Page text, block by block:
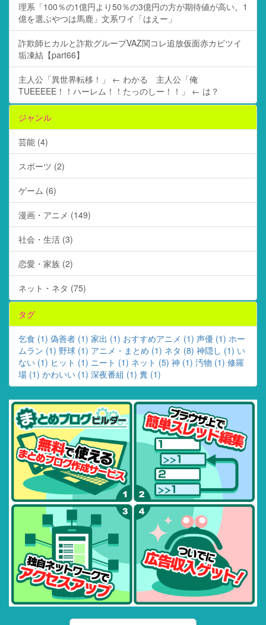
理系「100％の1億円より50％の3億円の方が期待値が高い。1
億を選ぶやつは馬鹿」文系ワイ「はえー」
詐欺師ヒカルと詐欺グループVAZ関コレ追放仮面赤カビツイ
垢凍結【part66】
主人公「異世界転移！」 ← わかる 主人公「俺
TUEEEEE！！ハーレム！！たっのしー！！」 ← は？
ジャンル
芸能 (4)
スポーツ (2)
ゲーム (6)
漫画・アニメ (149)
社会・生活 (3)
恋愛・家族 (2)
ネット・ネタ (75)
タグ
乞食 (1) 偽善者 (1) 家出 (1) おすすめアニメ (1) 声優 (1) ホー
ムラン (1) 野球 (1) アニメ・まとめ (1) ネタ (8) 神隠し (1) い
ない (1) ヒット (1) ニート (1) ネット (5) 神 (1) 汚物 (1) 修羅
場 (1) かわいい (1) 深夜番組 (1) 糞 (1)